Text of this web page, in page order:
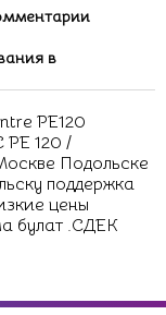
в
PE120
120 /
Подольске
поддержка
цены
булат .СДЕК